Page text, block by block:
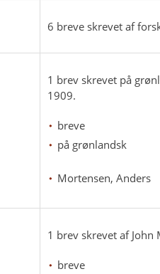
6 breve skrevet af
1 brev skrevet på
1909.
breve
på grønlandsk
Mortensen, Anders
1 brev skrevet af
breve